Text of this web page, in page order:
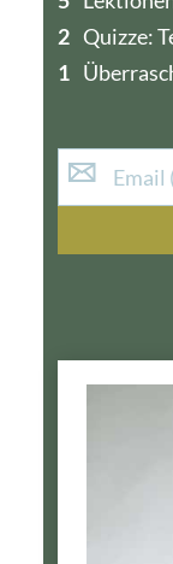
2 Quizze:
1
1